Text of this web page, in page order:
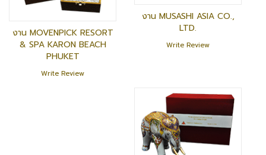
งาน MOVENPICK RESORT
& SPA KARON BEACH
PHUKET
Write Review
งาน MUSASHI ASIA CO.,
LTD.
Write Review